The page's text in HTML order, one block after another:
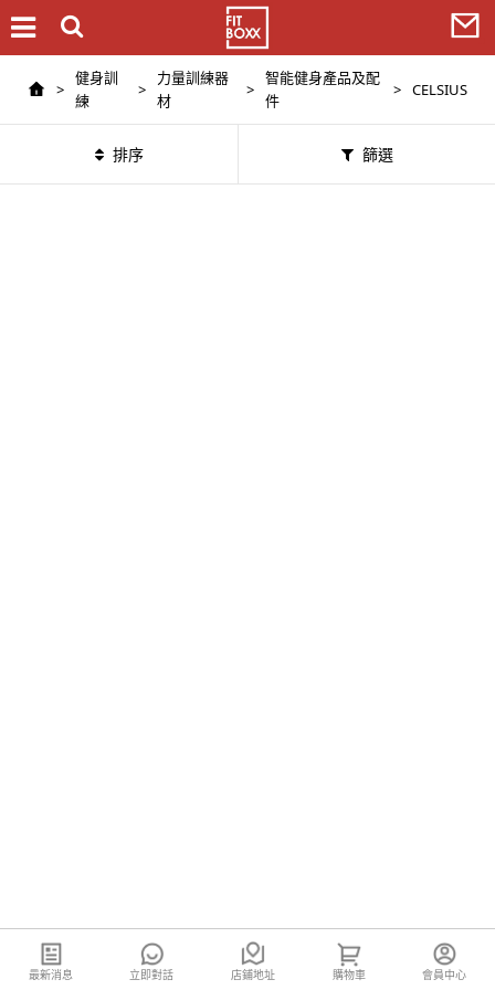
>
健身訓
練
>
力量訓練器
材
>
智能健身產品及配
件
> CELSIUS
排序 篩選
最新消息 立即對話 店鋪地址 購物車 會員中心